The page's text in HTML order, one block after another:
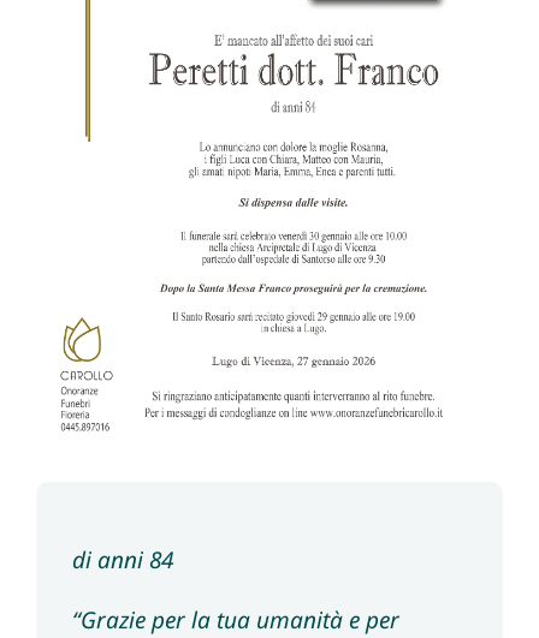
di anni 84
“Grazie per la tua umanità e per